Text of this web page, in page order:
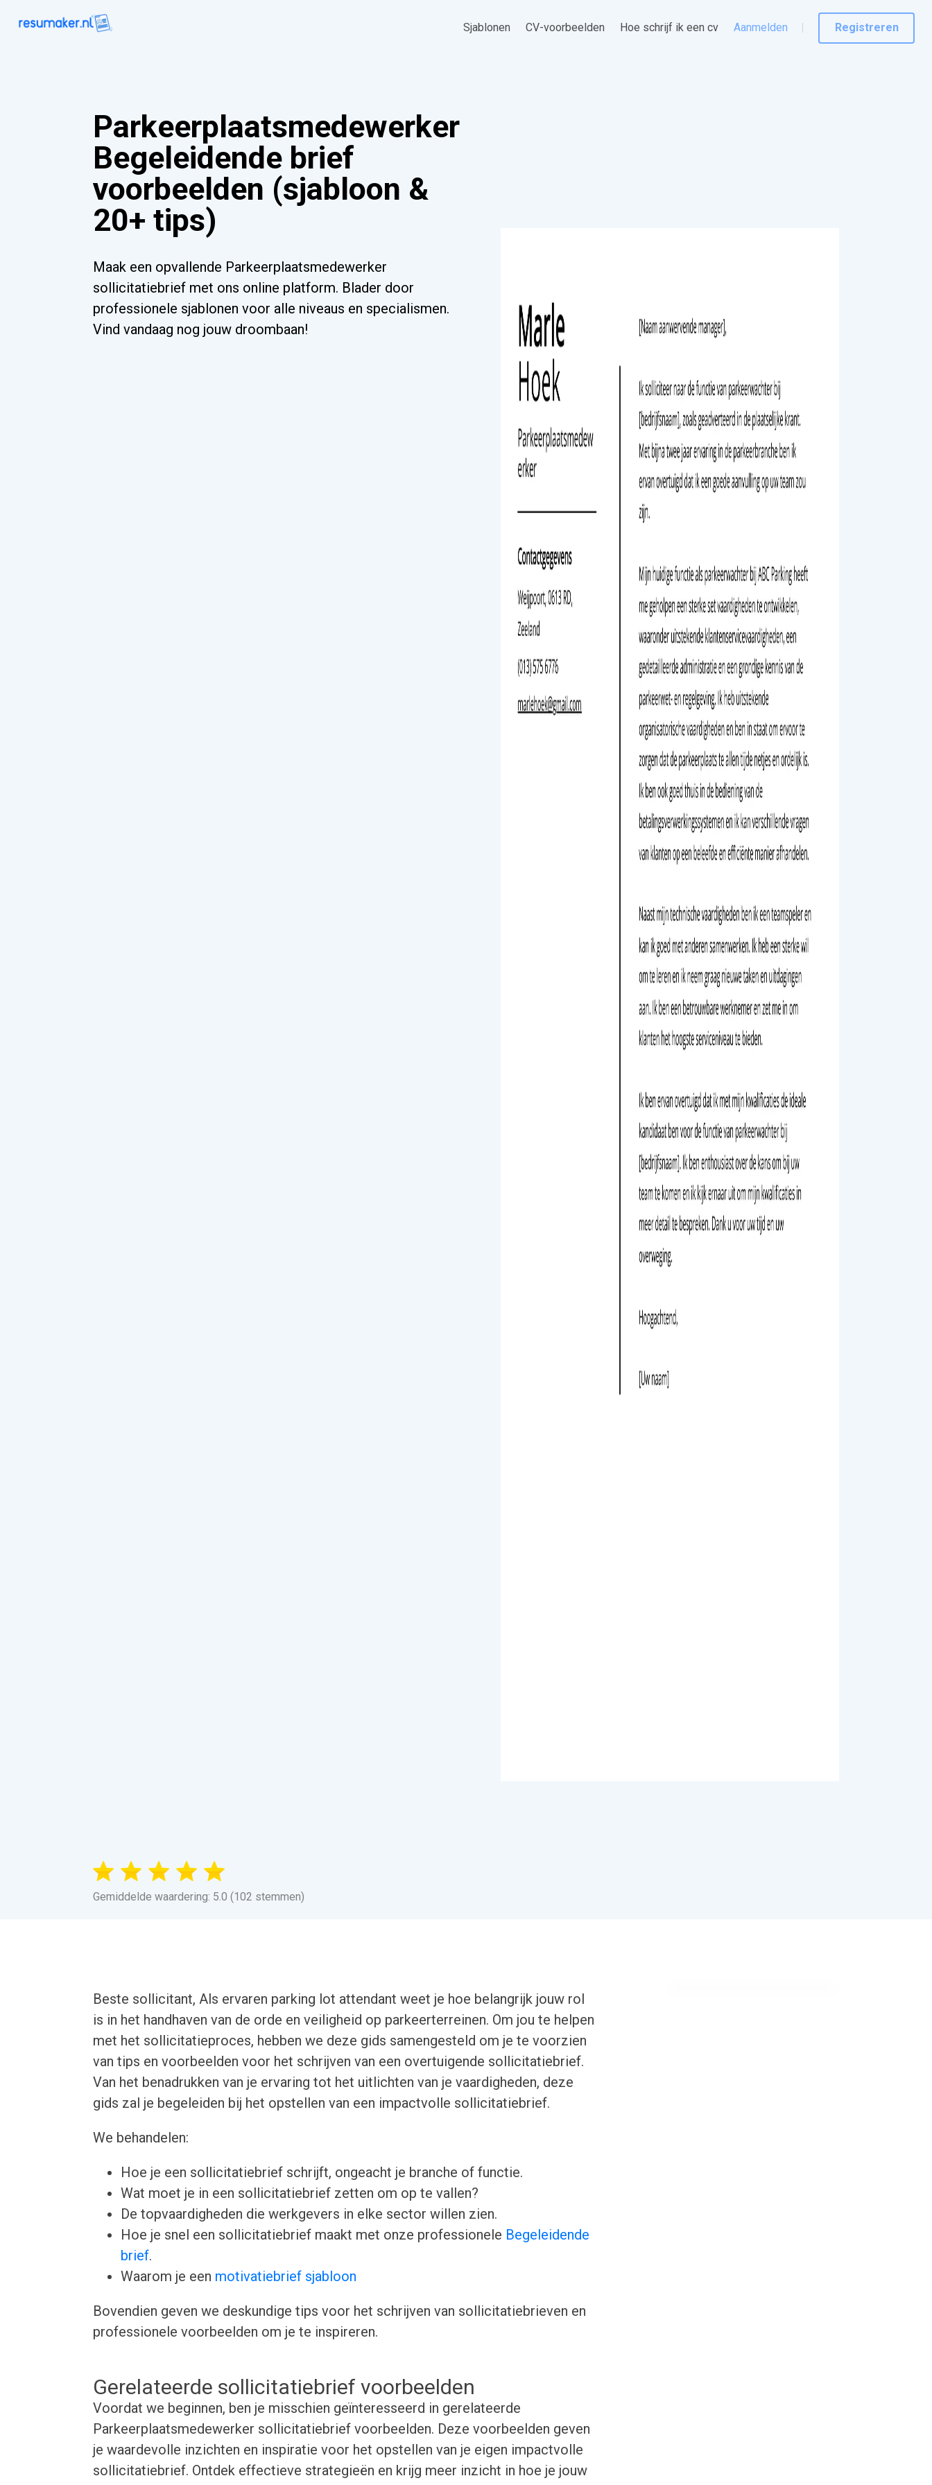
Sjablonen CV-voorbeelden Hoe schrijf ik een cv Aanmelden Registreren
Parkeerplaatsmedewerker
Begeleidende brief
voorbeelden (sjabloon &
20+ tips)
Maak een opvallende Parkeerplaatsmedewerker
sollicitatiebrief met ons online platform. Blader door
professionele sjablonen voor alle niveaus en specialismen.
Vind vandaag nog jouw droombaan!
Gemiddelde waardering: 5.0 (102 stemmen)
Beste sollicitant, Als ervaren parking lot attendant weet je hoe belangrijk jouw rol
is in het handhaven van de orde en veiligheid op parkeerterreinen. Om jou te helpen
met het sollicitatieproces, hebben we deze gids samengesteld om je te voorzien
van tips en voorbeelden voor het schrijven van een overtuigende sollicitatiebrief.
Van het benadrukken van je ervaring tot het uitlichten van je vaardigheden, deze
gids zal je begeleiden bij het opstellen van een impactvolle sollicitatiebrief.
We behandelen:
Hoe je een sollicitatiebrief schrijft, ongeacht je branche of functie.
Wat moet je in een sollicitatiebrief zetten om op te vallen?
De topvaardigheden die werkgevers in elke sector willen zien.
Hoe je snel een sollicitatiebrief maakt met onze professionele Begeleidende
brief.
Waarom je een motivatiebrief sjabloon
Bovendien geven we deskundige tips voor het schrijven van sollicitatiebrieven en
professionele voorbeelden om je te inspireren.
Gerelateerde sollicitatiebrief voorbeelden
Voordat we beginnen, ben je misschien geïnteresseerd in gerelateerde
Parkeerplaatsmedewerker sollicitatiebrief voorbeelden. Deze voorbeelden geven
je waardevolle inzichten en inspiratie voor het opstellen van je eigen impactvolle
sollicitatiebrief. Ontdek effectieve strategieën en krijg meer inzicht in hoe je jouw